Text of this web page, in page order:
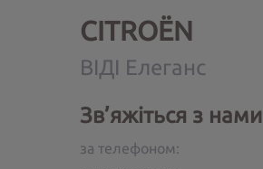
CITROËN
ВІДІ Елеганс
Зв’яжіться з нами
за телефоном: